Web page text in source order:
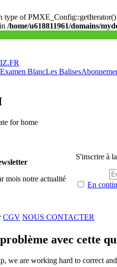
type of
/home/u618811961/domains/
Examen BlancLes Balises
for home
mois notre actualité
S'inscrire à
En
CGV NOUS CONTACTER
avec cette
we are working hard to correct